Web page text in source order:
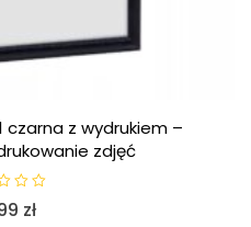
czarna z wydrukiem –
zdjęć
zł